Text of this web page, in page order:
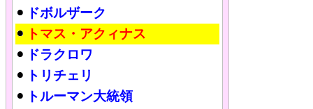
ドボルザーク
トマス・アクィナス
ドラクロワ
トリチェリ
トルーマン大統領